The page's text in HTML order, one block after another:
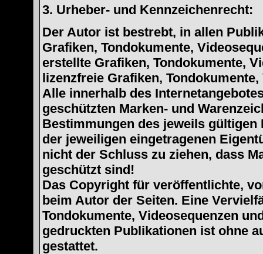
3. Urheber- und Kennzeichenrecht:
Der Autor ist bestrebt, in allen
Grafiken, Tondokumente,
erstellte Grafiken, Tondokumente,
lizenzfreie Grafiken,
Alle innerhalb des
geschützten Marken- und
Bestimmungen des jeweils
der jeweiligen eingetragenen
nicht der Schluss zu ziehen, dass
geschützt sind!
Das Copyright für veröffentlichte,
beim Autor der Seiten. Eine
Tondokumente, Videosequenzen
gedruckten Publikationen ist ohne
gestattet.